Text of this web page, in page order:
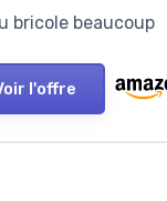
bricole beaucoup
l'offre